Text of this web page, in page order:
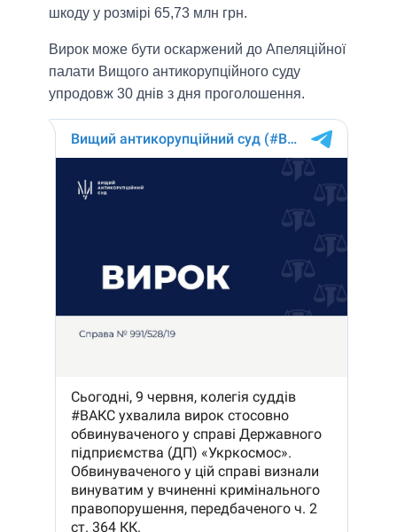
шкоду у розмірі 65,73 млн грн.
Вирок може бути оскаржений до Апеляційної
палати Вищого антикорупційного суду
упродовж 30 днів з дня проголошення.